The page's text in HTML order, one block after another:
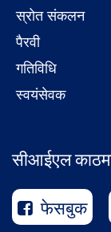
स्रोत संकलन
पैरवी
गतिविधि
स्वयंसेवक
सीआईएल
फेसबुक